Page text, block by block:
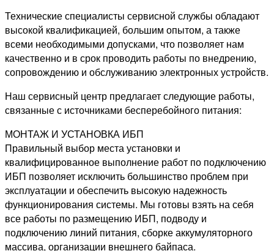
Технические специалисты сервисной службы обладают
высокой квалификацией, большим опытом, а также
всеми необходимыми допусками, что позволяет нам
качественно и в срок проводить работы по внедрению,
сопровождению и обслуживанию электронных устройств.
Наш сервисный центр предлагает следующие работы,
связанные с источниками бесперебойного питания:
МОНТАЖ И УСТАНОВКА ИБП
Правильный выбор места установки и
квалифицированное выполнение работ по подключению
ИБП позволяет исключить большинство проблем при
эксплуатации и обеспечить высокую надежность
функционирования системы. Мы готовы взять на себя
все работы по размещению ИБП, подводу и
подключению линий питания, сборке аккумуляторного
массива, организации внешнего байпаса.